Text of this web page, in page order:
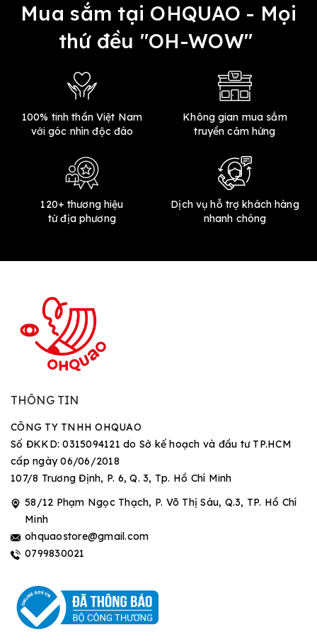
Mua sắm tại OHQUAO - Mọi
thứ đều "OH-WOW"
100% tinh thần Việt Nam
với góc nhìn độc đáo
Không gian mua sắm
truyền cảm hứng
120+ thương hiệu
từ địa phương
Dịch vụ hỗ trợ khách hàng
nhanh chóng
THÔNG TIN
CÔNG TY TNHH OHQUAO
Số ĐKKD: 0315094121 do Sở kế hoạch và đầu tư TP.HCM
cấp ngày 06/06/2018
107/8 Trương Định, P. 6, Q. 3, Tp. Hồ Chí Minh
58/12 Phạm Ngọc Thạch, P. Võ Thị Sáu, Q.3, TP. Hồ Chí
Minh
ohquaostore@gmail.com
0799830021